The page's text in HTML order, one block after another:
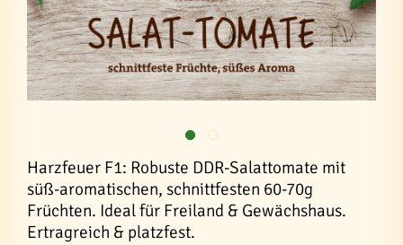
Harzfeuer F1: Robuste DDR-Salattomate mit
süß-aromatischen, schnittfesten 60-70g
Früchten. Ideal für Freiland & Gewächshaus.
Ertragreich & platzfest.